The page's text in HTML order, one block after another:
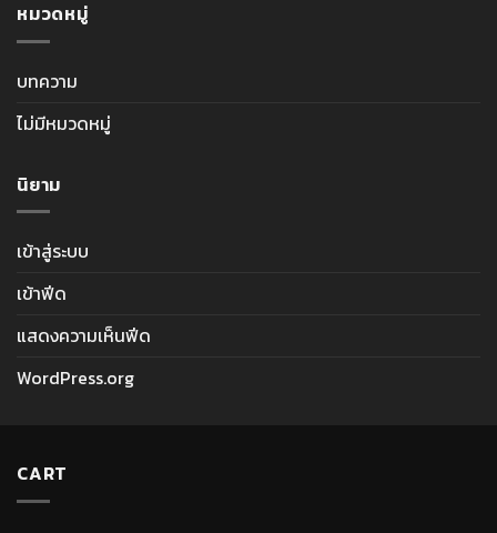
หมวดหมู่
บทความ
ไม่มีหมวดหมู่
นิยาม
เข้าสู่ระบบ
เข้าฟีด
แสดงความเห็นฟีด
WordPress.org
CART